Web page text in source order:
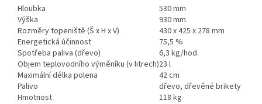
Hloubka
530 mm
Výška
930 mm
Rozměry topeniště (Š x H x V)
430 x 425 x 278 mm
Energetická účinnost
75,5 %
Spotřeba paliva (dřevo)
6,3 kg/hod.
Objem teplovodního výměníku (v litrech)23 l
Maximální délka polena
42 cm
Palivo
dřevo, dřevěné brikety
Hmotnost
118 kg